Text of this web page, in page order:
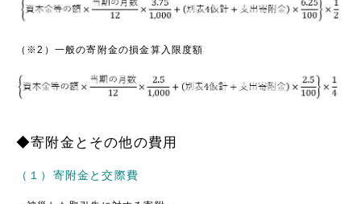
（※2）一般の寄附金の損金算入限度額
◆寄附金とその他の費用
（１）寄附金と交際費